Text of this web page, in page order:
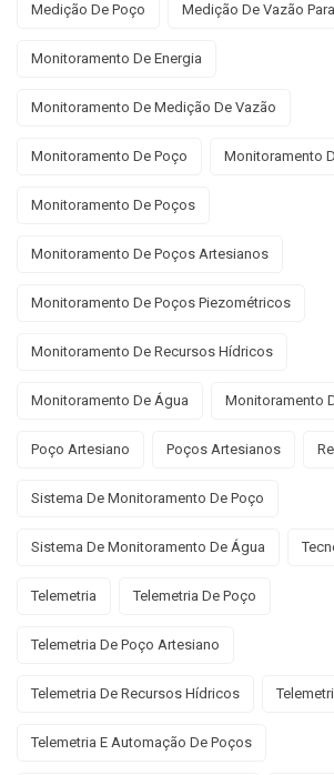
Medição De Poço Medição De Vazão
Monitoramento De Energia
Monitoramento De Medição De Vazão
Monitoramento De Poço Monitoramento
Monitoramento De Poços
Monitoramento De Poços Artesianos
Monitoramento De Poços Piezométricos
Monitoramento De Recursos Hídricos
Monitoramento De Água Monitoramento
Poço Artesiano Poços Artesianos
Sistema De Monitoramento De Poço
Sistema De Monitoramento De Água
Telemetria Telemetria De Poço
Telemetria De Poço Artesiano
Telemetria De Recursos Hídricos
Telemetria E Automação De Poços